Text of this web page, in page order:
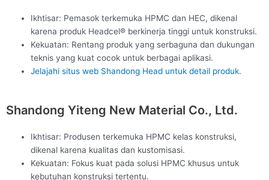
Ikhtisar: Pemasok terkemuka HPMC dan HEC, dikenal
karena produk Headcel® berkinerja tinggi untuk konstruksi.
Kekuatan: Rentang produk yang serbaguna dan dukungan
teknis yang kuat cocok untuk berbagai aplikasi.
Jelajahi situs web Shandong Head untuk detail produk.
Shandong Yiteng New Material Co., Ltd.
Ikhtisar: Produsen terkemuka HPMC kelas konstruksi,
dikenal karena kualitas dan kustomisasi.
Kekuatan: Fokus kuat pada solusi HPMC khusus untuk
kebutuhan konstruksi tertentu.